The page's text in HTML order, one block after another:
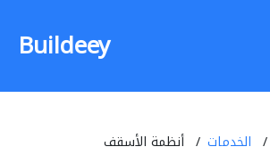
Buildeey
الخدمات أنظمة الأسقف